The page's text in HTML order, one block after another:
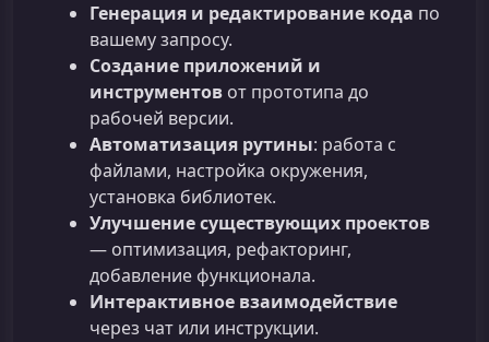
Генерация и редактирование кода по
вашему запросу.
Создание приложений и
инструментов от прототипа до
рабочей версии.
Автоматизация рутины: работа с
файлами, настройка окружения,
установка библиотек.
Улучшение существующих проектов
— оптимизация, рефакторинг,
добавление функционала.
Интерактивное взаимодействие
через чат или инструкции.